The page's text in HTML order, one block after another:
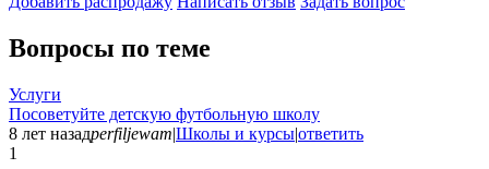
Вопросы по теме
Услуги
Посоветуйте детскую футбольную школу
8 лет назадperfiljewam|Школы и курсы|ответить
1